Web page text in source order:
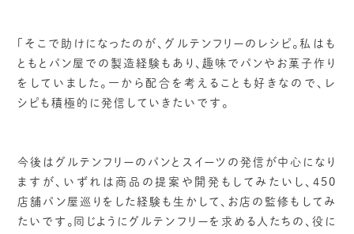
「そこで助けになったのが、グルテンフリーのレシピ。私はも
ともとパン屋での製造経験もあり、趣味でパンやお菓子作り
をしていました。一から配合を考えることも好きなので、レ
シピも積極的に発信していきたいです。
今後はグルテンフリーのパンとスイーツの発信が中心になり
ますが、いずれは商品の提案や開発もしてみたいし、450
店舗パン屋巡りをした経験も生かして、お店の監修もしてみ
たいです。同じようにグルテンフリーを求める人たちの、役に